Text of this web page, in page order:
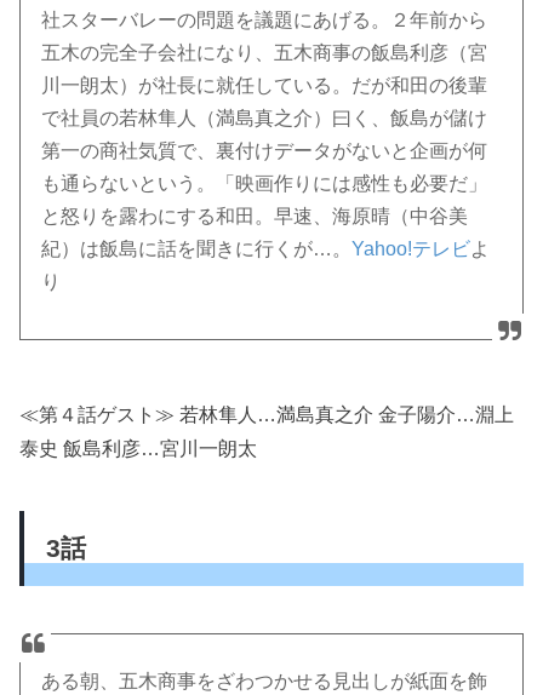
社スターバレーの問題を議題にあげる。２年前から
五木の完全子会社になり、五木商事の飯島利彦（宮
川一朗太）が社長に就任している。だが和田の後輩
で社員の若林隼人（満島真之介）曰く、飯島が儲け
第一の商社気質で、裏付けデータがないと企画が何
も通らないという。「映画作りには感性も必要だ」
と怒りを露わにする和田。早速、海原晴（中谷美
紀）は飯島に話を聞きに行くが…。 Yahoo!テレビよ
り
≪第４話ゲスト≫ 若林隼人…満島真之介 金子陽介…淵上
泰史 飯島利彦…宮川一朗太
3話
ある朝、五木商事をざわつかせる見出しが紙面を飾